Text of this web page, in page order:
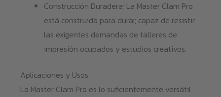
Construcción Duradera: La Master Clam Pro
está construida para durar, capaz de resistir
las exigentes demandas de talleres de
impresión ocupados y estudios creativos.
Aplicaciones y Usos
La Master Clam Pro es lo suficientemente versátil